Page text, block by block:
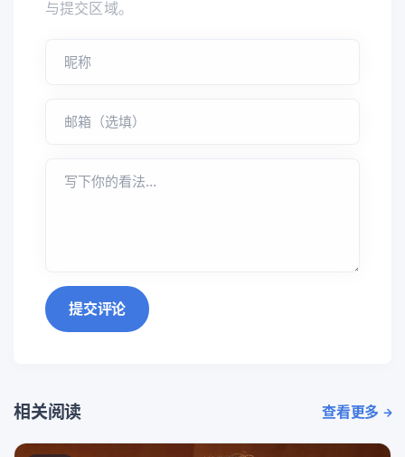
与提交区域。
提交评论
相关阅读 查看更多